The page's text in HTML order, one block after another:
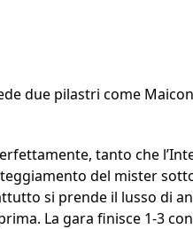
due pilastri come
tanto che
del mister
si prende il lusso di
La gara finisce 1-3